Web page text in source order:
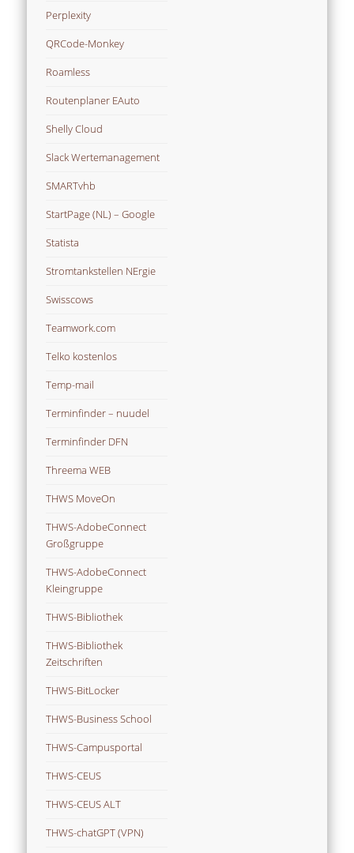
Perplexity
QRCode-Monkey
Roamless
Routenplaner EAuto
Shelly Cloud
Slack Wertemanagement
SMARTvhb
StartPage (NL) – Google
Statista
Stromtankstellen NErgie
Swisscows
Teamwork.com
Telko kostenlos
Temp-mail
Terminfinder – nuudel
Terminfinder DFN
Threema WEB
THWS MoveOn
THWS-AdobeConnect
Großgruppe
THWS-AdobeConnect
Kleingruppe
THWS-Bibliothek
THWS-Bibliothek
Zeitschriften
THWS-BitLocker
THWS-Business School
THWS-Campusportal
THWS-CEUS
THWS-CEUS ALT
THWS-chatGPT (VPN)